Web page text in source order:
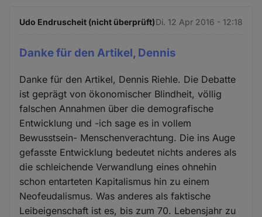
Udo Endruscheit (nicht überprüft)Di. 12 Apr 2016 - 12:18
Danke für den Artikel, Dennis
Danke für den Artikel, Dennis Riehle. Die Debatte
ist geprägt von ökonomischer Blindheit, völlig
falschen Annahmen über die demografische
Entwicklung und -ich sage es in vollem
Bewusstsein- Menschenverachtung. Die ins Auge
gefasste Entwicklung bedeutet nichts anderes als
die schleichende Verwandlung eines ohnehin
schon entarteten Kapitalismus hin zu einem
Neofeudalismus. Was anderes als faktische
Leibeigenschaft ist es, bis zum 70. Lebensjahr zu